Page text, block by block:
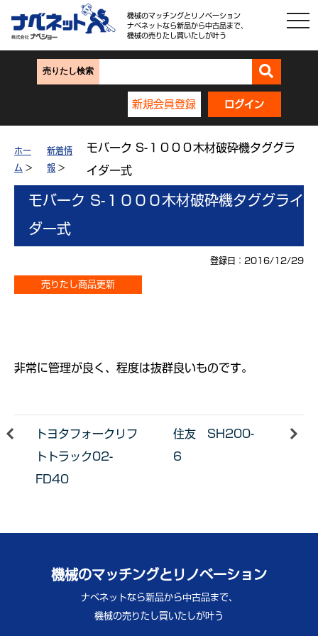
機械のマッチングとリノベーション
ナベネットなら新品から中古品まで、
機械の売りたし買いたしが叶う
売りたし検索
新規会員登録 ログイン
ホー
ム >
新着情
報 >
モバーク S-１０００木材破砕機タググラ
イダー式
モバーク S-１０００木材破砕機タググライ
ダー式
登録日：2016/12/29
売りたし商品更新
非常に管理が良く、程度は抜群良いものです。
トヨタフォークリフ
トトラック02-
FD40
住友 SH200-
6
機械のマッチングとリノベーション
ナベネットなら新品から中古品まで、
機械の売りたし買いたしが叶う